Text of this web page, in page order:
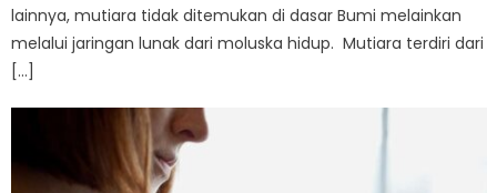
lainnya, mutiara tidak ditemukan di dasar Bumi melainkan
melalui jaringan lunak dari moluska hidup. Mutiara terdiri dari
[…]